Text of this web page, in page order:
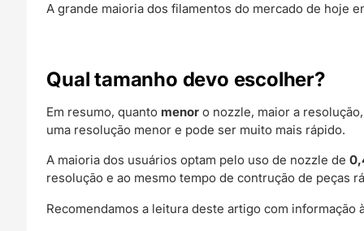
A grande maioria dos filamentos do mercado de hoje
Qual tamanho devo escolher?
Em resumo, quanto menor o nozzle, maior a
uma resolução menor e pode ser muito mais rápido.
A maioria dos usuários optam pelo uso de nozzle de
resolução e ao mesmo tempo de contrução de peças
Recomendamos a leitura deste artigo com